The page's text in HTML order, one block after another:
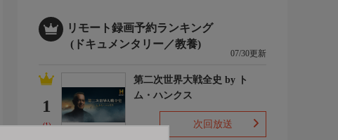
リモート録画予約ランキング
(ドキュメンタリー／教養)
07/30更新
1
(1)
第二次世界大戦全史 by ト
ム・ハンクス
次回放送